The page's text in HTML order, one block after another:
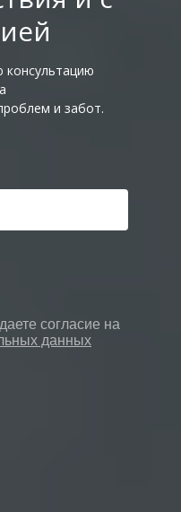
консультацию
и забот.
согласие на
данных